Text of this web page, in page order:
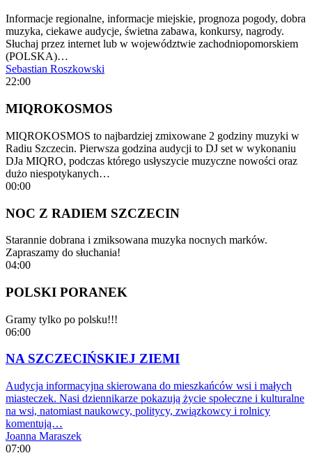
Informacje regionalne, informacje miejskie, prognoza pogody, dobra
muzyka, ciekawe audycje, świetna zabawa, konkursy, nagrody.
Słuchaj przez internet lub w województwie zachodniopomorskiem
(POLSKA)…
Sebastian Roszkowski
22:00
MIQROKOSMOS
MIQROKOSMOS to najbardziej zmixowane 2 godziny muzyki w
Radiu Szczecin. Pierwsza godzina audycji to DJ set w wykonaniu
DJa MIQRO, podczas którego usłyszycie muzyczne nowości oraz
dużo niespotykanych…
00:00
NOC Z RADIEM SZCZECIN
Starannie dobrana i zmiksowana muzyka nocnych marków.
Zapraszamy do słuchania!
04:00
POLSKI PORANEK
Gramy tylko po polsku!!!
06:00
NA SZCZECIŃSKIEJ ZIEMI
Audycja informacyjna skierowana do mieszkańców wsi i małych
miasteczek. Nasi dziennikarze pokazują życie społeczne i kulturalne
na wsi, natomiast naukowcy, politycy, związkowcy i rolnicy
komentują…
Joanna Maraszek
07:00